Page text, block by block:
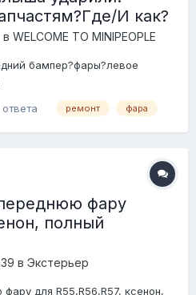
И как?
в WELCOME TO MINIPEOPLE
бампер?фары?левое
ответа ремонт фара
фару
полный
в Экстерьер
для R55,R56,R57, ксенон,